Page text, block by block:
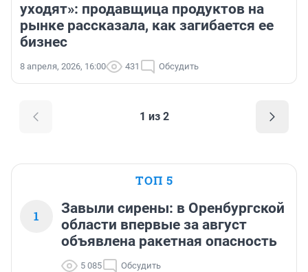
уходят»: продавщица продуктов на
рынке рассказала, как загибается ее
бизнес
8 апреля, 2026, 16:00 431 Обсудить
1 из 2
ТОП 5
1
Завыли сирены: в Оренбургской
области впервые за август
объявлена ракетная опасность
5 085 Обсудить